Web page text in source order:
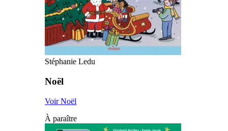
Stéphanie Ledu
Noël
Voir Noël
À paraître